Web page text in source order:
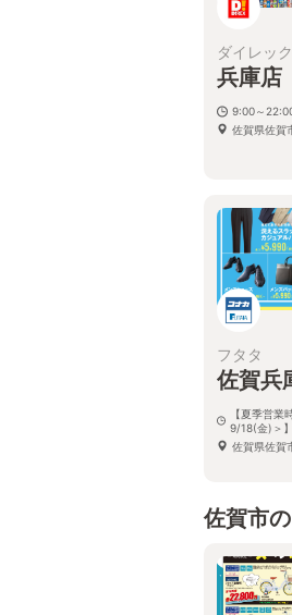
ダイレッ
兵庫店
9:00～
佐賀県佐賀
フタタ
佐賀兵
【夏季営業
9/18(金)＞
佐賀県佐賀
佐賀市